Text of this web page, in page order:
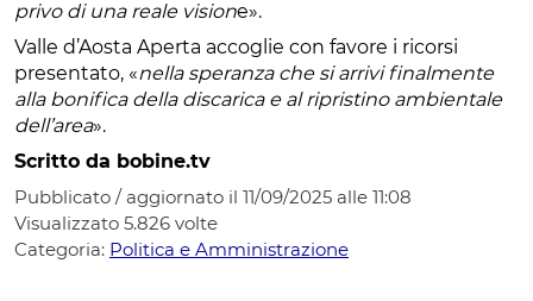
privo di una reale visione».
Valle d’Aosta Aperta accoglie con favore i ricorsi
presentato, «nella speranza che si arrivi finalmente
alla bonifica della discarica e al ripristino ambientale
dell’area».
Scritto da bobine.tv
Pubblicato / aggiornato il 11/09/2025 alle 11:08
Visualizzato 5.826 volte
Categoria: Politica e Amministrazione